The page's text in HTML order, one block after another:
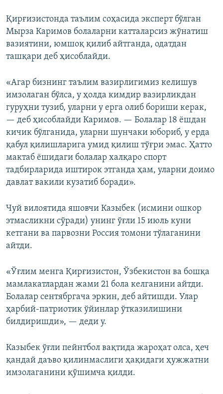
Қирғизистонда таълим соҳасида эксперт бўлган
Мырза Каримов болаларни катталарсиз жўнатиш
вазиятини, юмшоқ қилиб айтганда, одатдан
ташқари деб ҳисоблайди.
«Агар бизнинг таълим вазирлигимиз келишув
имзолаган бўлса, у ҳолда кимдир вазирликдан
гуруҳни тузиб, уларни у ерга олиб бориши керак,
— деб ҳисоблайди Каримов. — Болалар 18 ёшдан
кичик бўлганида, уларни шунчаки юбориб, у ерда
қабул қилишларига умид қилиш тўғри эмас. Ҳатто
мактаб ёшидаги болалар халқаро спорт
тадбирларида иштирок этганда ҳам, уларни доимо
давлат вакили кузатиб боради».
Чуй вилоятида яшовчи Казыбек (исмини ошкор
этмасликни сўради) унинг ўғли 15 июль куни
кетгани ва парвозни Россия томони тўлаганини
айтди.
«Ўғлим менга Қирғизистон, Ўзбекистон ва бошқа
мамлакатлардан жами 21 бола келганини айтди.
Болалар сентябргача эркин, деб айтишди. Улар
ҳарбий‑патриотик ўйинлар ўтказилишини
билдиришди», — деди у.
Казыбек ўғли пейнтбол вақтида жароҳат олса, ҳеч
қандай даъво қилинмаслиги ҳақидаги ҳужжатни
имзолаганини қўшимча қилди.